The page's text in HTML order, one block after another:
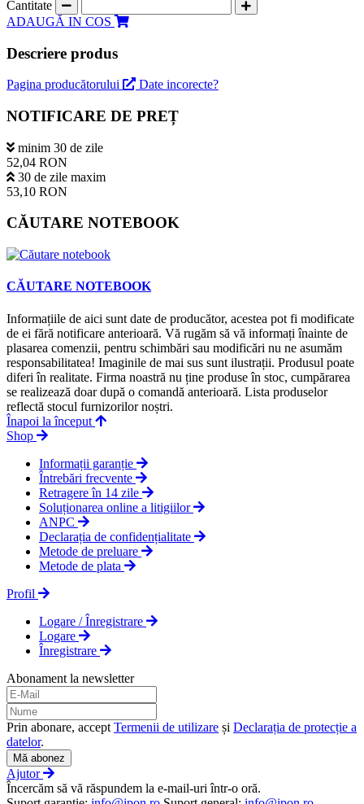
Cantitate
ADAUGĂ IN COS
Descriere produs
Pagina producătorului Date incorecte?
NOTIFICARE DE PREȚ
minim 30 de zile
52,04 RON
30 de zile maxim
53,10 RON
CĂUTARE NOTEBOOK
CĂUTARE NOTEBOOK
Informațiile de aici sunt date de producător, acestea pot fi modificate
de ei fără notificare anterioară. Vă rugăm să vă informați înainte de
plasarea comenzii, pentru schimbări sau modificări nu ne asumăm
responsabilitatea! Imaginile de mai sus sunt ilustrații. Produsul poate
diferi în realitate. Firma noastră nu ține produse în stoc, cumpărarea
se realizează doar după o comandă anterioară. Lista produselor
reflectă stocul furnizorilor noștri.
Înapoi la început
Shop
Informații garanție
Întrebări frecvente
Retragere în 14 zile
Soluționarea online a litigiilor
ANPC
Declarația de confidențialitate
Metode de preluare
Metode de plata
Profil
Logare / Înregistrare
Logare
Înregistrare
Abonament la newsletter
Prin abonare, accept Termenii de utilizare și Declarația de protecție a
datelor.
Mă abonez
Ajutor
Încercăm să vă răspundem la e-mail-uri într-o oră.